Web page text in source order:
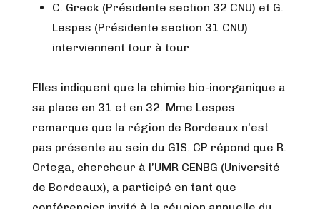
C. Greck (Présidente section 32 CNU) et G.
Lespes (Présidente section 31 CNU)
interviennent tour à tour
Elles indiquent que la chimie bio-inorganique a
sa place en 31 et en 32. Mme Lespes
remarque que la région de Bordeaux n’est
pas présente au sein du GIS. CP répond que R.
Ortega, chercheur à l’UMR CENBG (Université
de Bordeaux), a participé en tant que